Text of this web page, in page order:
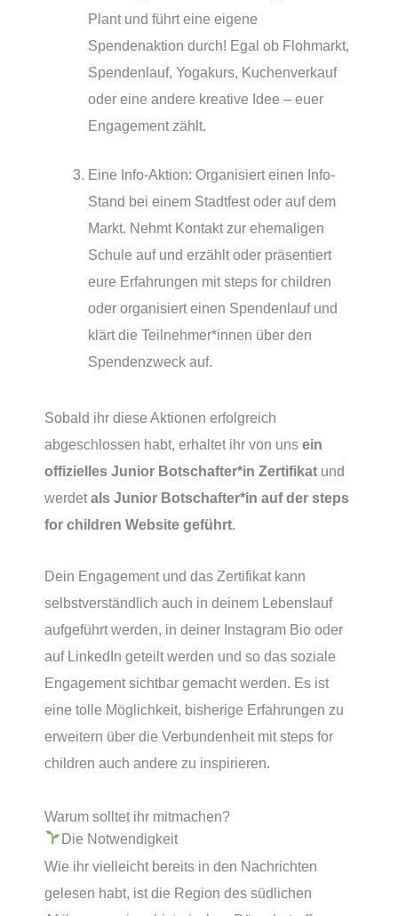
Plant und führt eine eigene
Spendenaktion durch! Egal ob Flohmarkt,
Spendenlauf, Yogakurs, Kuchenverkauf
oder eine andere kreative Idee – euer
Engagement zählt.
Eine Info-Aktion: Organisiert einen Info-
Stand bei einem Stadtfest oder auf dem
Markt. Nehmt Kontakt zur ehemaligen
Schule auf und erzählt oder präsentiert
eure Erfahrungen mit steps for children
oder organisiert einen Spendenlauf und
klärt die Teilnehmer*innen über den
Spendenzweck auf.
Sobald ihr diese Aktionen erfolgreich
abgeschlossen habt, erhaltet ihr von uns ein
offizielles Junior Botschafter*in Zertifikat und
werdetals Junior Botschafter*in auf der steps
for children Website geführt
Dein Engagement und das Zertifikat kann
selbstverständlich auch in deinem Lebenslauf
aufgeführt werden, in deiner Instagram Bio oder
auf LinkedIn geteilt werden und so das soziale
Engagement sichtbar gemacht werden. Es ist
eine tolle Möglichkeit, bisherige Erfahrungen zu
erweitern über die Verbundenheit mit steps for
children auch andere zu inspirieren.
Warum solltet ihr mitmachen?
Die Notwendigkeit
Wie ihr vielleicht bereits in den Nachrichten
gelesen habt, ist die Region des südlichen